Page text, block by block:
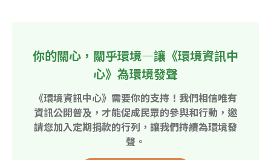
你的關心，關乎環境—讓《環境資訊中
心》為環境發聲
《環境資訊中心》需要你的支持！我們相信唯有
資訊公開普及，才能促成民眾的參與和行動，邀
請您加入定期捐款的行列，讓我們持續為環境發
聲。